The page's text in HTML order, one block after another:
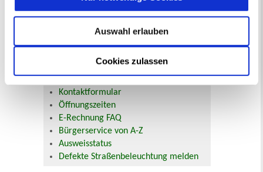
Cookies zulassen
Auswahl erlauben
Online-Terminvergabe
Ausländerangelegenheiten
Beurkundung Vaterschaft, Sorge
Urkundenservice
Kontaktformular
Öffnungszeiten
E-Rechnung FAQ
Bürgerservice von A-Z
Ausweisstatus
Defekte Straßenbeleuchtung melden